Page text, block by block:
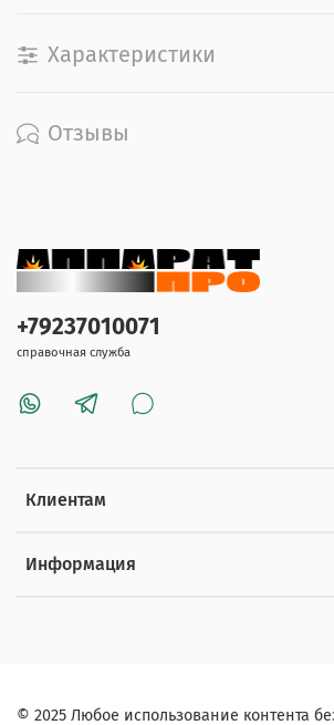
Характеристики
Отзывы
Клиентам
Информация
+79237010071
справочная служба
© 2025 Любое использование контента